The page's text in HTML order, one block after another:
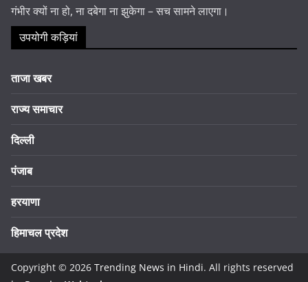
गंभीर क्यों ना हो, ना दबेगा ना झुकेगा – सच सामने लाएगा।
उपयोगी कड़ियां
ताजा खबर
राज्य समाचार
दिल्ली
पंजाब
हरयाणा
हिमाचल प्रदेश
Copyright © 2026 Trending News in Hindi. All rights reserved